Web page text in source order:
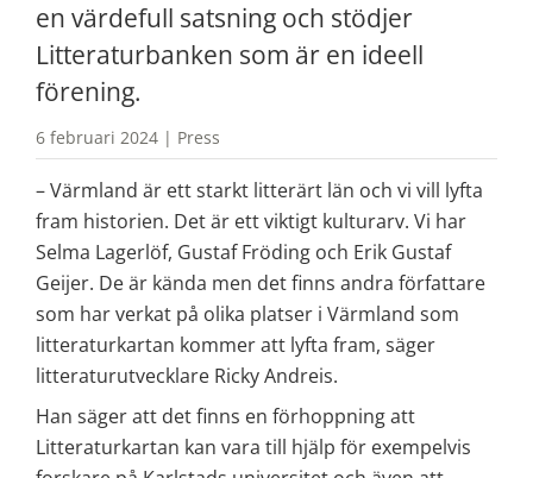
en värdefull satsning och stödjer
Litteraturbanken som är en ideell
förening.
6 februari 2024 | Press
– Värmland är ett starkt litterärt län och vi vill lyfta
fram historien. Det är ett viktigt kulturarv. Vi har
Selma Lagerlöf, Gustaf Fröding och Erik Gustaf
Geijer. De är kända men det finns andra författare
som har verkat på olika platser i Värmland som
litteraturkartan kommer att lyfta fram, säger
litteraturutvecklare Ricky Andreis.
Han säger att det finns en förhoppning att
Litteraturkartan kan vara till hjälp för exempelvis